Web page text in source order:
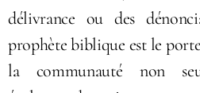
délivrance ou des
prophète biblique est le
la communauté non